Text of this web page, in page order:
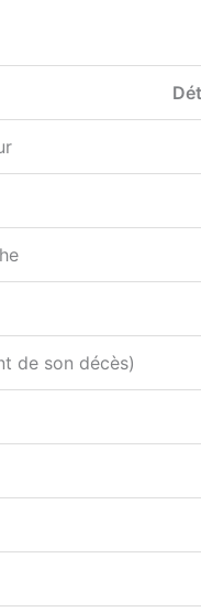
de son décès)